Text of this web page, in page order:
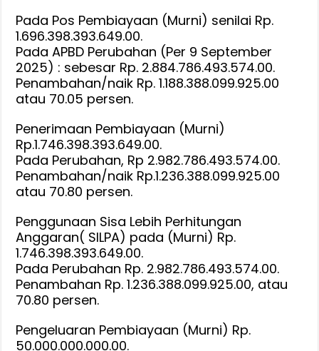
Pada Pos Pembiayaan (Murni) senilai Rp.
1.696.398.393.649.00.
Pada APBD Perubahan (Per 9 September
2025) : sebesar Rp. 2.884.786.493.574.00.
Penambahan/naik Rp. 1.188.388.099.925.00
atau 70.05 persen.
Penerimaan Pembiayaan (Murni)
Rp.1.746.398.393.649.00.
Pada Perubahan, Rp 2.982.786.493.574.00.
Penambahan/naik Rp.1.236.388.099.925.00
atau 70.80 persen.
Penggunaan Sisa Lebih Perhitungan
Anggaran( SILPA) pada (Murni) Rp.
1.746.398.393.649.00.
Pada Perubahan Rp. 2.982.786.493.574.00.
Penambahan Rp. 1.236.388.099.925.00, atau
70.80 persen.
Pengeluaran Pembiayaan (Murni) Rp.
50.000.000.000.00.